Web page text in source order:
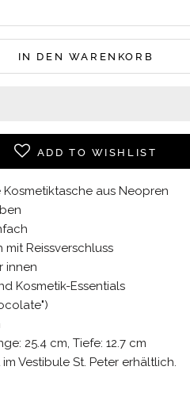
IN DEN WARENKORB
ADD TO WISHLIST
aus Neopren
Reissverschluss
innen
Kosmetik-Essentials
25.4 cm, Tiefe: 12.7 cm
Vestibule St. Peter erhältlich.